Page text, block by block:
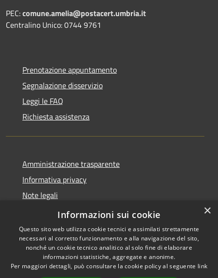
PEC:comune.amelia@postacert.umbria.it
Centralino Unico: 0744 9761
Prenotazione appuntamento
Segnalazione disservizio
Leggi le FAQ
Richiesta assistenza
Amministrazione trasparente
Informativa privacy
Note legali
Dichiarazione di accessibilità
Accessibilità
Copyright © 2026 • Comune di
Amelia • Powered by
×
Informazioni sui cookie
Questo sito web utilizza cookie tecnici e assimilati strettamente
necessari al corretto funzionamento e alla navigazione del sito,
nonché un cookie tecnico analitico al solo fine di elaborare
informazioni statistiche, aggregate e anonime.
Per maggiori dettagli, può consultare la cookie policy al seguente link